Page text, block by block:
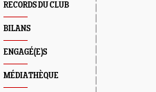
RECORDS DU CLUB
BILANS
ENGAGÉ(E)S
MÉDIATHÈQUE